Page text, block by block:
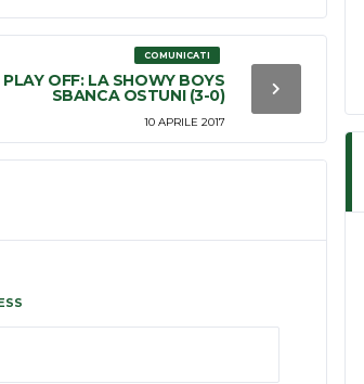
COMUNICATI
PLAY OFF: LA SHOWY BOYS
SBANCA OSTUNI (3-0)
10 APRILE 2017